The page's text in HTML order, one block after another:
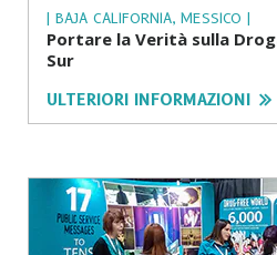
| BAJA CALIFORNIA, MESSICO |
Portare la Verità sulla
Sur
ULTERIORI INFORMAZIONI